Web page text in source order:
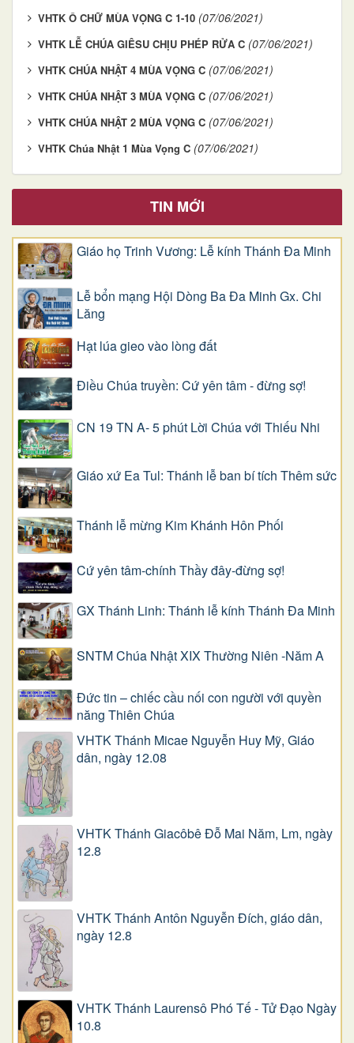
VHTK Ô CHỮ MÙA VỌNG C 1-10 (07/06/2021)
VHTK LỄ CHÚA GIÊSU CHỊU PHÉP RỬA C (07/06/2021)
VHTK CHÚA NHẬT 4 MÙA VỌNG C (07/06/2021)
VHTK CHÚA NHẬT 3 MÙA VỌNG C (07/06/2021)
VHTK CHÚA NHẬT 2 MÙA VỌNG C (07/06/2021)
VHTK Chúa Nhật 1 Mùa Vọng C (07/06/2021)
TIN MỚI
Giáo họ Trinh Vương: Lễ kính Thánh Đa Minh
Lễ bổn mạng Hội Dòng Ba Đa Minh Gx. Chi
Lăng
Hạt lúa gieo vào lòng đất
Điều Chúa truyền: Cứ yên tâm - đừng sợ!
CN 19 TN A- 5 phút Lời Chúa với Thiếu Nhi
Giáo xứ Ea Tul: Thánh lễ ban bí tích Thêm sức
Thánh lễ mừng Kim Khánh Hôn Phối
Cứ yên tâm-chính Thầy đây-đừng sợ!
GX Thánh Linh: Thánh lễ kính Thánh Đa Minh
SNTM Chúa Nhật XIX Thường Niên -Năm A
Đức tin – chiếc cầu nối con người với quyền
năng Thiên Chúa
VHTK Thánh Micae Nguyễn Huy Mỹ, Giáo
dân, ngày 12.08
VHTK Thánh Giacôbê Ðỗ Mai Năm, Lm, ngày
12.8
VHTK Thánh Antôn Nguyễn Ðích, giáo dân,
ngày 12.8
VHTK Thánh Laurensô Phó Tế - Tử Đạo Ngày
10.8